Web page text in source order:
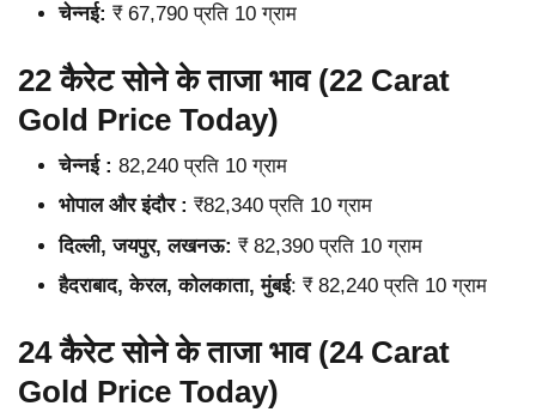
चेन्नई: ₹ 67,790 प्रति 10 ग्राम
22 कैरेट सोने के ताजा भाव (22 Carat
Gold Price Today)
चेन्नई : 82,240 प्रति 10 ग्राम
भोपाल और इंदौर : ₹82,340 प्रति 10 ग्राम
दिल्ली, जयपुर, लखनऊ: ₹ 82,390 प्रति 10 ग्राम
हैदराबाद, केरल, कोलकाता, मुंबई: ₹ 82,240 प्रति 10 ग्राम
24 कैरेट सोने के ताजा भाव (24 Carat
Gold Price Today)